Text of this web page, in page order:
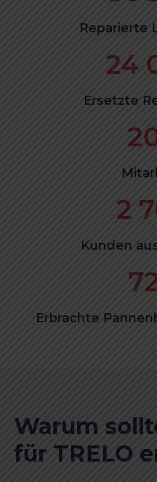
Reparierte
24
Ersetzte
2
Kunden
Erbrachte
Warum
für TRELO